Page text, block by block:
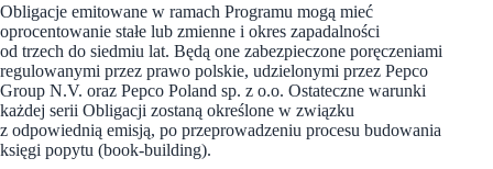
Obligacje emitowane w ramach Programu mogą mieć
oprocentowanie stałe lub zmienne i okres zapadalności
od trzech do siedmiu lat. Będą one zabezpieczone poręczeniami
regulowanymi przez prawo polskie, udzielonymi przez Pepco
Group N.V. oraz Pepco Poland sp. z o.o. Ostateczne warunki
każdej serii Obligacji zostaną określone w związku
z odpowiednią emisją, po przeprowadzeniu procesu budowania
księgi popytu (book-building).